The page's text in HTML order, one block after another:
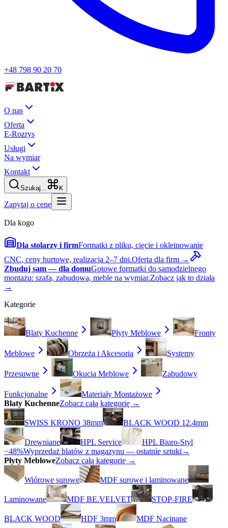
+48 798 90 20 70
O nas
Oferta
E-Rozrys
Usługi
Na wymiar
Kontakt
Szukaj... K
Zapytaj o cenę
Dla kogo
Dla stolarzy i firmFormatki z pliku, cięcie i okleinowanie
CNC, ceny hurtowe, realizacja 2–7 dni.Oferta dla firm →
Zbuduj sam — dla domuGotowe formatki do samodzielnego
montażu: szafa, zabudowa, meble na wymiar.Zobacz jak to działa
→
Kategorie
Blaty Kuchenne Płyty Meblowe Fronty
Meblowe Obrzeża i Akcesoria Systemy
Przesuwne Okucia Meblowe Zabudowy
Funkcjonalne
Materiały Montażowe
Blaty KuchenneZobacz całą kategorię →
SWISS KRONO 38mm BLACK WOOD 12.4mm
Drewniane HPL Service
HPL Biuro-Styl
−48%Wyprzedaż blatów z magazynu — ostatnie sztuki →
Płyty MebloweZobacz całą kategorię →
Wiórowe surowe MDF surowe i laminowane
Laminowane MDF BE.VELVET STOP-FIRE
BLACK WOOD HDF 3mm MDF Nacinane